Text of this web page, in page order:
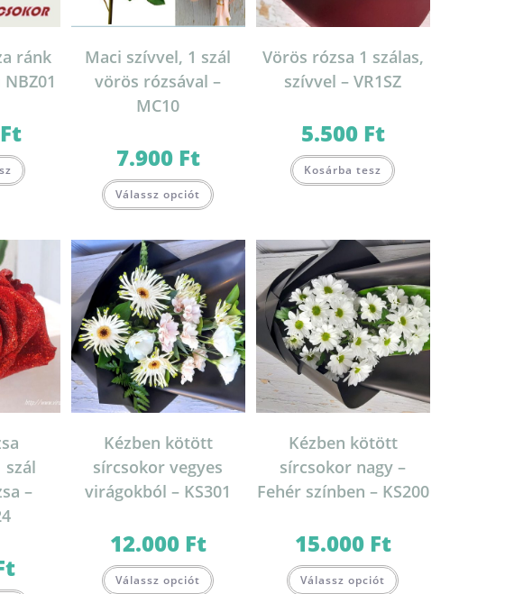
ránk
Ft
Maci szívvel, 1 szál
vörös rózsával –
MC10
7.900 Ft
Válassz opciót
Vörös rózsa 1 szálas,
szívvel – VR1SZ
5.500 Ft
Kosárba tesz
szál
–
Kézben kötött
sírcsokor vegyes
virágokból – KS301
12.000 Ft
Válassz opciót
Kézben kötött
sírcsokor nagy –
Fehér színben – KS200
15.000 Ft
Válassz opciót